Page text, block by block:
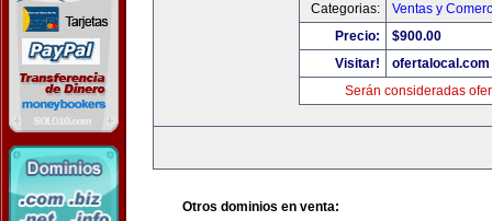
Categorias:
Ventas y
Precio:
$900.00
Visitar!
ofertalocal.com
Serán consideradas
Otros dominios en venta: